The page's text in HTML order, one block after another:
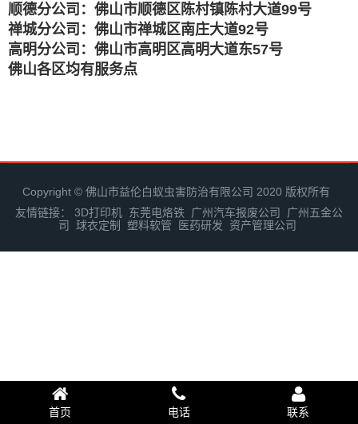
顺德分公司：佛山市顺德区陈村镇陈村大道99号
禅城分公司：佛山市禅城区南庄大道92号
高明分公司：佛山市高明区高明大道东57号
佛山各区均有服务点
Copyright © 佛山市益伦白蚁虫害防治有限公司 2020 版权所有
友情链接：
3D打印机 东莞电烙铁 广州汽车报废公司
广州五金公
司
球衣定制 塑料软管 医药研发 资产管理公司
首页 电话 联系